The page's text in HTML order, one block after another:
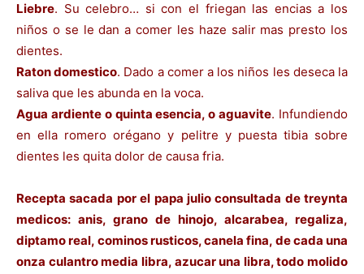
Liebre. Su celebro… si con el friegan las encias a los
niños o se le dan a comer les haze salir mas presto los
dientes.
Raton domestico. Dado a comer a los niños les deseca la
saliva que les abunda en la voca.
Agua ardiente o quinta esencia, o aguavite. Infundiendo
en ella romero orégano y pelitre y puesta tibia sobre
dientes les quita dolor de causa fria.
Recepta sacada por el papa julio consultada de treynta
medicos: anis, grano de hinojo, alcarabea, regaliza,
diptamo real, cominos rusticos, canela fina, de cada una
onza culantro media libra, azucar una libra, todo molido